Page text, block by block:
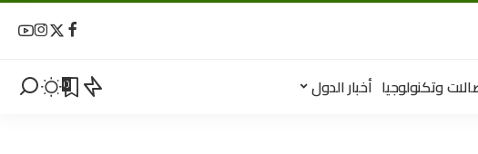
وتكنولوجيا أخبار الدول 0